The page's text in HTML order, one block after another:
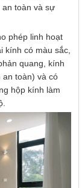
toàn và sự
phép linh hoạt
kính có màu sắc,
quang, kính
toàn) và có
hộp kính làm